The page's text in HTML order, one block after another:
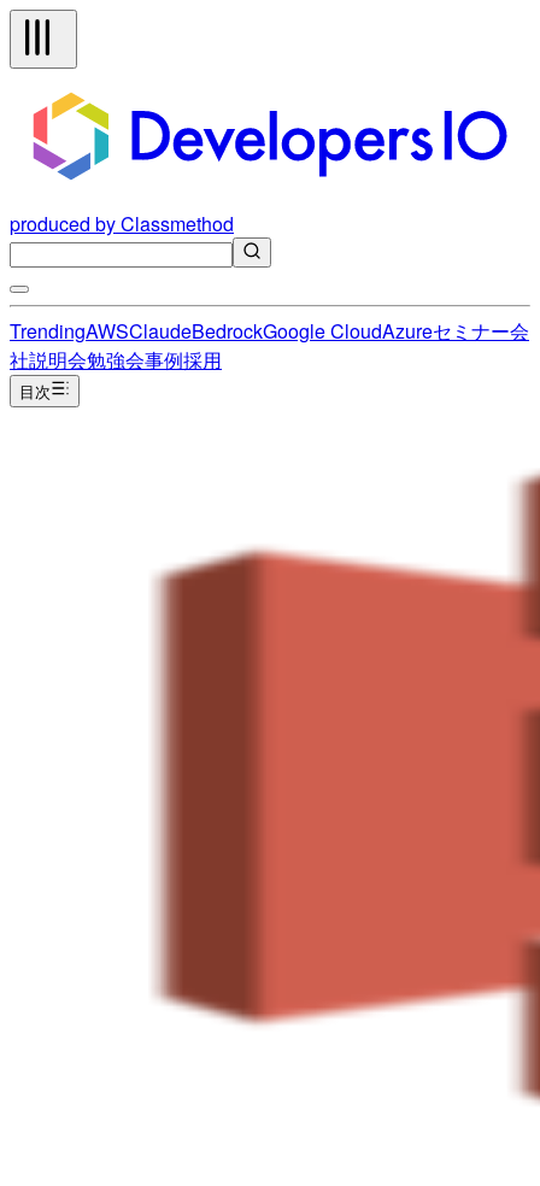
produced by Classmethod
TrendingAWSClaudeBedrockGoogle CloudAzureセミナー会
社説明会勉強会事例採用
目次